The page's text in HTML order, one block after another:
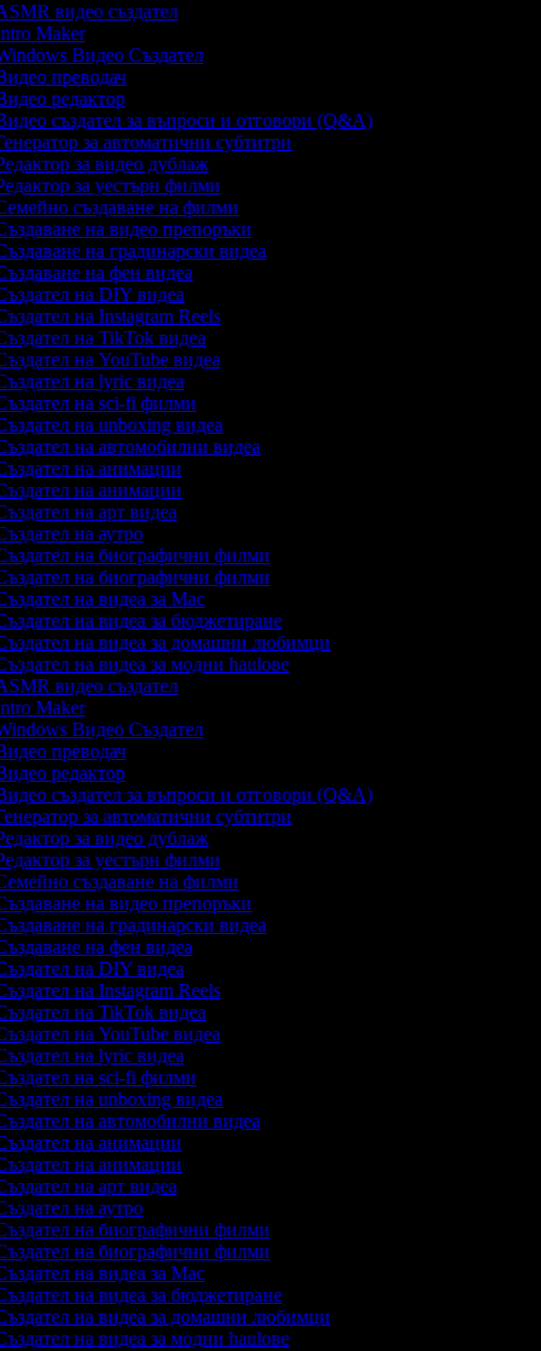
видео създател
Maker
Видео Създател
преводач
редактор
създател за въпроси и отговори (Q&A)
за автоматични субтитри
за видео дублаж
за уестърн филми
създаване на филми
на видео препоръки
на градинарски видеа
на фен видеа
на DIY видеа
на Instagram Reels
на TikTok видеа
на YouTube видеа
на lyric видеа
на sci-fi филми
на unboxing видеа
на автомобилни видеа
на анимации
на анимации
на арт видеа
на аутро
на биографични филми
на биографични филми
на видеа за Mac
на видеа за бюджетиране
на видеа за домашни любимци
на видеа за модни haulове
видео създател
Maker
Видео Създател
преводач
редактор
създател за въпроси и отговори (Q&A)
за автоматични субтитри
за видео дублаж
за уестърн филми
създаване на филми
на видео препоръки
на градинарски видеа
на фен видеа
на DIY видеа
на Instagram Reels
на TikTok видеа
на YouTube видеа
на lyric видеа
на sci-fi филми
на unboxing видеа
на автомобилни видеа
на анимации
на анимации
на арт видеа
на аутро
на биографични филми
на биографични филми
на видеа за Mac
на видеа за бюджетиране
на видеа за домашни любимци
на видеа за модни haulове